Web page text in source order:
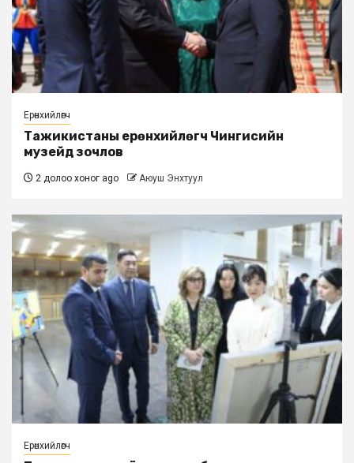
Ерөнхийлөгч
Тажикистаны ерөнхийлөгч Чингисийн
музейд зочлов
2 долоо хоног ago Аюуш Энхтуул
Ерөнхийлөгч